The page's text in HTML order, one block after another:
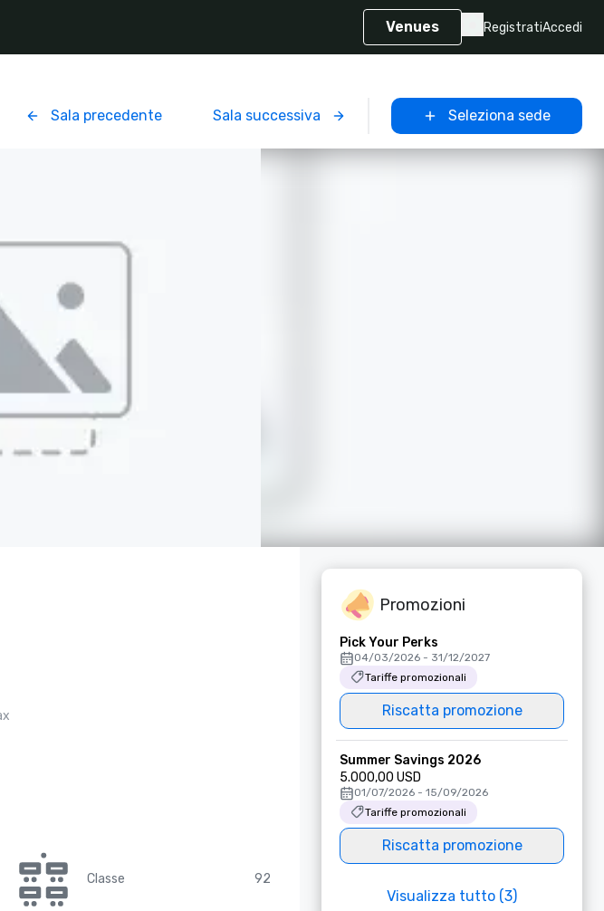
Venues RegistratiAccedi
Sala precedente Sala successiva Seleziona sede
Classe 92
Promozioni
Pick Your Perks
04/03/2026 - 31/12/2027
Tariffe promozionali
Riscatta promozione
Summer Savings 2026
5.000,00 USD
01/07/2026 - 15/09/2026
Tariffe promozionali
Riscatta promozione
Visualizza tutto (3)